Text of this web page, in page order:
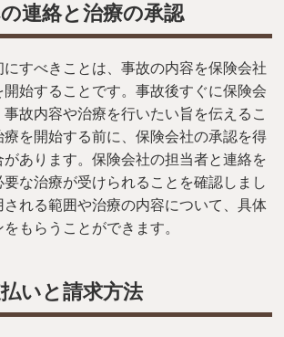
連絡と治療の承認
すべきことは、事故の内容を保険会社
始することです。事故後すぐに保険会
故内容や治療を行いたい旨を伝えるこ
療を開始する前に、保険会社の承認を得
があります。保険会社の担当者と連絡を
な治療が受けられることを確認しまし
される範囲や治療の内容について、具体
もらうことができます。
いと請求方法